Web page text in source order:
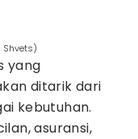
Shvets)
yang
ditarik dari
kebutuhan.
asuransi,